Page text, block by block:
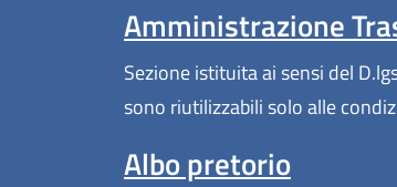
Amministrazione
Sezione istituita ai sensi del
sono riutilizzabili solo alle
Albo pretorio